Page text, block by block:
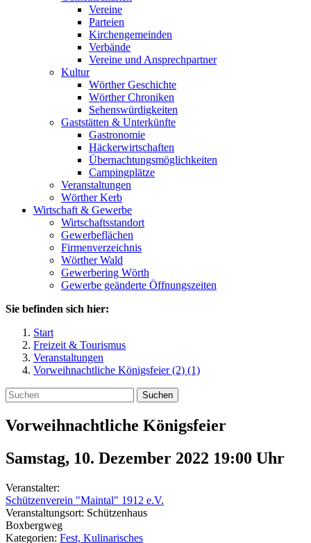
Vereine
Parteien
Kirchengemeinden
Verbände
Vereine und Ansprechpartner
Kultur
Wörther Geschichte
Wörther Chroniken
Sehenswürdigkeiten
Gaststätten & Unterkünfte
Gastronomie
Häckerwirtschaften
Übernachtungsmöglichkeiten
Campingplätze
Veranstaltungen
Wörther Kerb
Wirtschaft & Gewerbe
Wirtschaftsstandort
Gewerbeflächen
Firmenverzeichnis
Wörther Wald
Gewerbering Wörth
Gewerbe geänderte Öffnungszeiten
Sie befinden sich hier:
Start
Freizeit & Tourismus
Veranstaltungen
Vorweihnachtliche Königsfeier (2) (1)
Suchen
Vorweihnachtliche Königsfeier
Samstag, 10. Dezember 2022 19:00 Uhr
Veranstalter:
Schützenverein "Maintal" 1912 e.V.
Veranstaltungsort: Schützenhaus
Boxbergweg
Kategorien: Fest, Kulinarisches